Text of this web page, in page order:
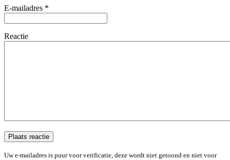
E-mailadres *
Reactie
Uw e-mailadres is puur voor verificatie, deze wordt niet getoond en niet voor